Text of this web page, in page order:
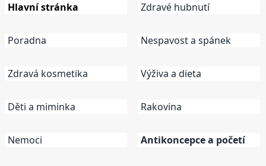
Hlavní stránka
Poradna
Zdravá kosmetika
Děti a miminka
Nemoci
Zdravé hubnutí
Nespavost a spánek
Výživa a dieta
Rakovina
Antikoncepce a početí